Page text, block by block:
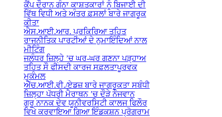
ਕੈਂਪ ਦੌਰਾਨ ਗੰਨਾ ਕਾਸ਼ਤਕਾਰਾਂ ਨੂੰ ਬਿਜਾਈ ਦੀ
ਵਿੱਥ ਵਿਧੀ ਅਤੇ ਅੰਤਰ ਫ਼ਸਲਾਂ ਬਾਰੇ ਜਾਗਰੂਕ
ਕੀਤਾ
ਐਸ.ਆਈ.ਆਰ. ਪ੍ਰਕਿਰਿਆ ਤਹਿਤ
ਰਾਜਨੀਤਿਕ ਪਾਰਟੀਆਂ ਦੇ ਨੁਮਾਇੰਦਿਆਂ ਨਾਲ
ਮੀਟਿੰਗ
ਜਲੰਧਰ ਜ਼ਿਲ੍ਹੇ ’ਚ ਘਰ-ਘਰ ਗਣਨਾ ਪੜ੍ਹਾਅ
ਤਹਿਤ ਸੌ ਫੀਸਦੀ ਕਾਰਜ ਸਫ਼ਲਤਾਪੂਰਵਕ
ਮੁਕੰਮਲ
ਐੱਚ.ਆਈ.ਵੀ./ਏਡਜ਼ ਬਾਰੇ ਜਾਗਰੂਕਤਾ ਸਬੰਧੀ
ਜ਼ਿਲ੍ਹਾ ਪੱਧਰੀ ਮੈਰਾਥਨ ’ਚ ਦੌੜੇ ਨੌਜਵਾਨ
ਗੁਰੂ ਨਾਨਕ ਦੇਵ ਯੂਨੀਵਰਸਿਟੀ ਕਾਲਜ ਫਿਲੌਰ
ਵਿਖੇ ਕਰਵਾਇਆ ਗਿਆ ਇੰਡਕਸ਼ਨ ਪ੍ਰੋਗਰਾਮ